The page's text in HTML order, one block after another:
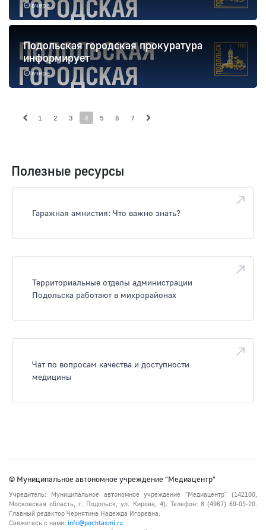
вчера
вчера
Подольская городская прокуратура
информирует
1 2 3 4 5 6 7
Полезные ресурсы
Гаражная амнистия: Что важно знать?
Территориальные отделы администрации
Подольска работают в микрорайонах
Чат по вопросам качества и доступности
медицины
© Муниципальное автономное учреждение "Медиацентр"
Учредитель: Муниципальное автономное учреждение "Медиацентр" (142100,
Московская область, г. Подольск, ул. Кирова, 4). Телефон: 8 (4967) 69-05-20.
Главный редактор Чернятина Надежда Игоревна.
Свяжитесь с нами: info@pochtasmi.ru